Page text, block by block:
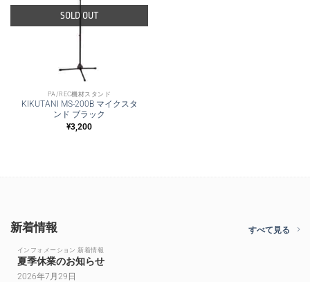
SOLD OUT
PA/REC機材スタンド
KIKUTANI MS-200B マイクスタ
ンド ブラック
¥3,200
新着情報 すべて見る
インフォメーション 新着情報
夏季休業のお知らせ
2026年7月29日